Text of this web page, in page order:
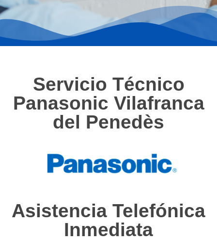
Servicio Técnico
Panasonic Vilafranca
del Penedès
Asistencia Telefónica
Inmediata